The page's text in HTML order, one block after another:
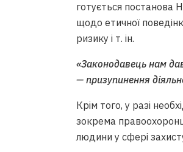
готується постанова
щодо етичної
ризику і т. ін.
«Законодавець нам
— призупинення
Крім того, у разі
зокрема
людини у сфері